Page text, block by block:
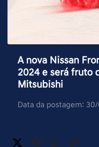
A nova Nissan
2024 e será fruto
Mitsubishi
Data da postagem: